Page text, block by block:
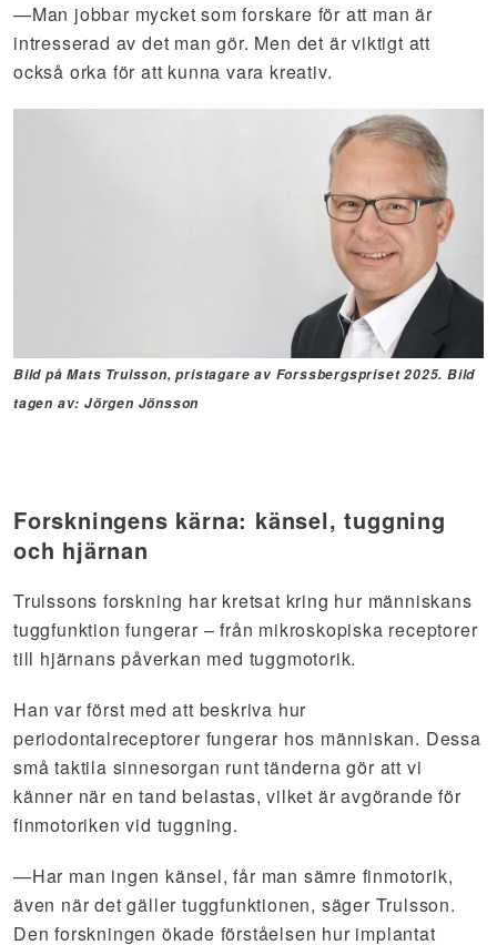
—Man jobbar mycket som forskare för att man är
intresserad av det man gör. Men det är viktigt att
också orka för att kunna vara kreativ.
Bild på Mats Trulsson, pristagare av Forssbergspriset 2025. Bild
tagen av: Jörgen Jönsson
Forskningens kärna: känsel, tuggning
och hjärnan
Trulssons forskning har kretsat kring hur människans
tuggfunktion fungerar – från mikroskopiska receptorer
till hjärnans påverkan med tuggmotorik.
Han var först med att beskriva hur
periodontalreceptorer fungerar hos människan. Dessa
små taktila sinnesorgan runt tänderna gör att vi
känner när en tand belastas, vilket är avgörande för
finmotoriken vid tuggning.
—Har man ingen känsel, får man sämre finmotorik,
även när det gäller tuggfunktionen, säger Trulsson.
Den forskningen ökade förståelsen hur implantat